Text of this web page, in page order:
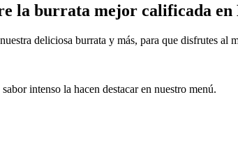
la burrata mejor calificada
deliciosa burrata y más, para que disfrutes al
intenso la hacen destacar en nuestro menú.